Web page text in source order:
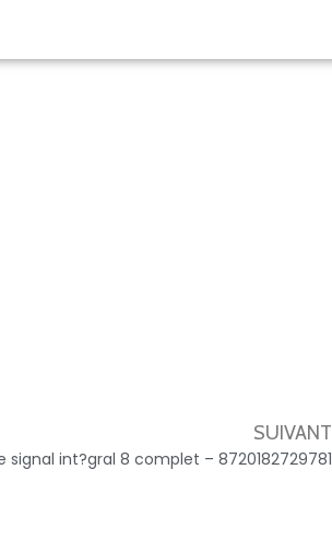
SUIVANT
signal int?gral 8 complet – 8720182729781